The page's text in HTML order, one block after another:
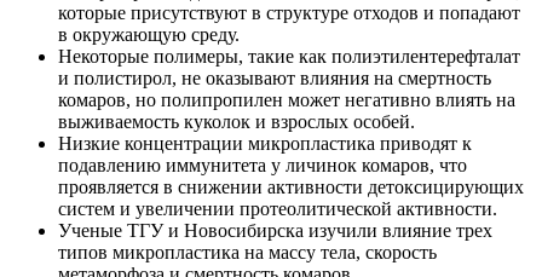
которые присутствуют в структуре отходов и попадают
в окружающую среду.
Некоторые полимеры, такие как полиэтилентерефталат
и полистирол, не оказывают влияния на смертность
комаров, но полипропилен может негативно влиять на
выживаемость куколок и взрослых особей.
Низкие концентрации микропластика приводят к
подавлению иммунитета у личинок комаров, что
проявляется в снижении активности детоксицирующих
систем и увеличении протеолитической активности.
Ученые ТГУ и Новосибирска изучили влияние трех
типов микропластика на массу тела, скорость